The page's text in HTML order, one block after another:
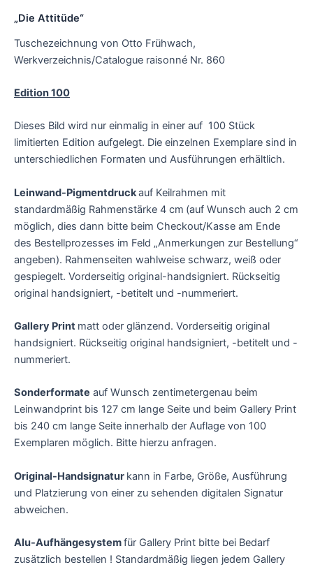
„Die Attitüde“
Tuschezeichnung von Otto Frühwach,
Werkverzeichnis/Catalogue raisonné Nr. 860
Edition 100
Dieses Bild wird nur einmalig in einer auf 100 Stück
limitierten Edition aufgelegt. Die einzelnen Exemplare sind in
unterschiedlichen Formaten und Ausführungen erhältlich.
Leinwand-Pigmentdruckauf Keilrahmen mit
standardmäßig Rahmenstärke 4 cm (auf Wunsch auch 2 cm
möglich, dies dann bitte beim Checkout/Kasse am Ende
des Bestellprozesses im Feld „Anmerkungen zur Bestellung“
angeben). Rahmenseiten wahlweise schwarz, weiß oder
gespiegelt. Vorderseitig original-handsigniert. Rückseitig
original handsigniert, -betitelt und -nummeriert.
Gallery Print matt oder glänzend. Vorderseitig original
handsigniert. Rückseitig original handsigniert, -betitelt und -
nummeriert.
Sonderformate auf Wunsch zentimetergenau beim
Leinwandprint bis 127 cm lange Seite und beim Gallery Print
bis 240 cm lange Seite innerhalb der Auflage von 100
Exemplaren möglich. Bitte hierzu anfragen.
Original-Handsignatur kann in Farbe, Größe, Ausführung
und Platzierung von einer zu sehenden digitalen Signatur
abweichen.
Alu-Aufhängesystemfür Gallery Print bitte bei Bedarf
zusätzlich bestellen ! Standardmäßig liegen jedem Gallery